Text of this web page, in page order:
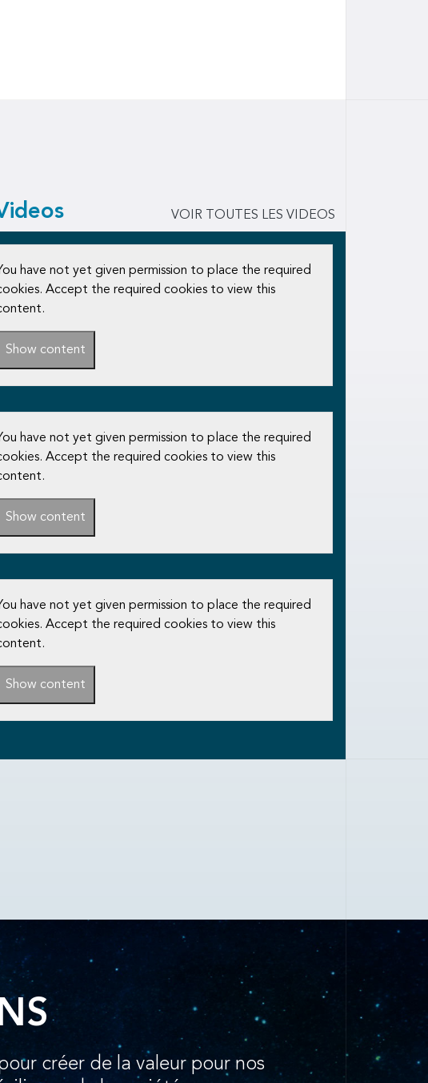
VOIR TOUTES LES VIDEOS
have not yet given permission to place the required
Accept the required cookies to view this
Show content
have not yet given permission to place the required
Accept the required cookies to view this
Show content
have not yet given permission to place the required
Accept the required cookies to view this
Show content
créer de la valeur pour nos